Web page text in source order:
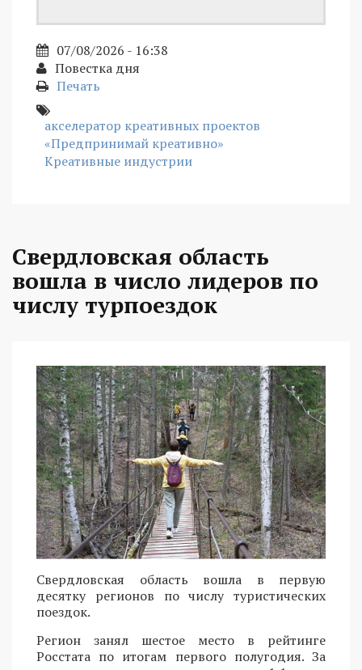
07/08/2026 - 16:38
Повестка дня
Печать
акселератор креативных проектов
«Предпринимай креативно»
Креативные индустрии
Свердловская область
вошла в число лидеров по
числу турпоездок
Свердловская область вошла в первую
десятку регионов по числу туристических
поездок.
Регион занял шестое место в рейтинге
Росстата по итогам первого полугодия. За